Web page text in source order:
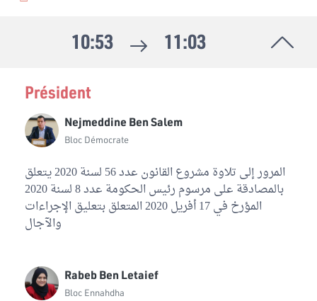
10:53 11:03
المرور إلى تلاوة مشروع القانون عدد 56 لسنة 2020 يتعلق
بالمصادقة على مرسوم رئيس الحكومة عدد 8 لسنة 2020
المؤرخ في 17 أفريل 2020 المتعلق بتعليق الإجراءات
والآجال
Rabeb Ben Letaief
Bloc Ennahdha
Président
Nejmeddine Ben Salem
Bloc Démocrate